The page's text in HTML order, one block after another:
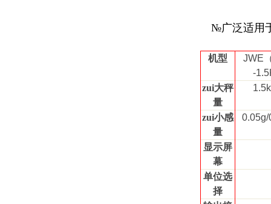
№广泛适用
机型
JWE
-
zui大秤
量
zui小感
量
0.05g/
显示屏
幕
单位选
择